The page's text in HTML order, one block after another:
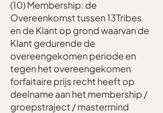
(10) Membership: de
Overeenkomst tussen 13Tribes
en de Klant op grond waarvan de
Klant gedurende de
overeengekomen periode en
tegen het overeengekomen
forfaitaire prijs recht heeft op
deelname aan het membership /
groepstraject / mastermind